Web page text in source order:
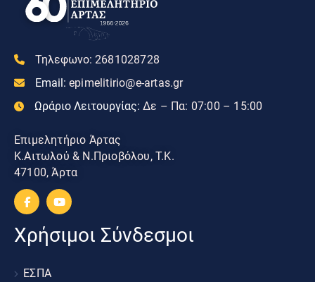
Τηλεφωνο: 2681028728
Email: epimelitirio@e-artas.gr
Ωράριο Λειτουργίας: Δε – Πα: 07:00 – 15:00
Επιμελητήριο Άρτας
Κ.Αιτωλού & Ν.Πριοβόλου, Τ.Κ.
47100, Άρτα
Χρήσιμοι Σύνδεσμοι
ΕΣΠΑ